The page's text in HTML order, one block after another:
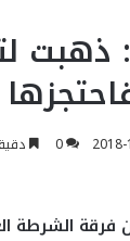
ذهبت
0
الشرطة